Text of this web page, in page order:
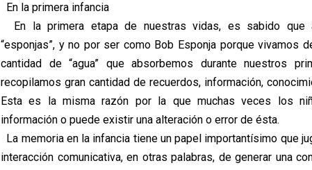
En la primera infancia
En la primera etapa de nuestras vidas, es sabido que
“esponjas”, y no por ser como Bob Esponja porque vivamos
cantidad de “agua” que absorbemos durante nuestros
recopilamos gran cantidad de recuerdos, información,
Esta es la misma razón por la que muchas veces los
información o puede existir una alteración o error de ésta.
La memoria en la infancia tiene un papel importantísimo que
interacción comunicativa, en otras palabras, de generar una